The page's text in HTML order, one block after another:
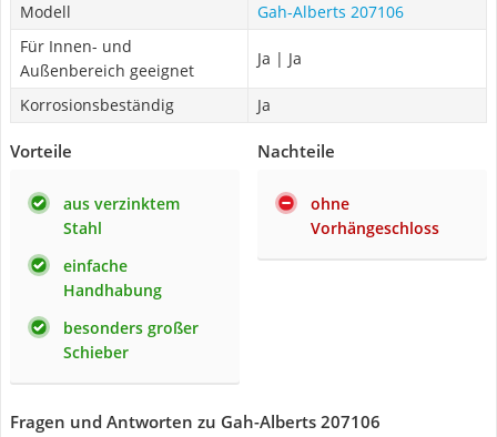
Modell
Gah-Alberts 207106
Für Innen- und
Außenbereich geeignet
Ja | Ja
Korrosionsbeständig Ja
Vorteile
aus verzinktem
Stahl
einfache
Handhabung
besonders großer
Schieber
Nachteile
ohne
Vorhängeschloss
Fragen und Antworten zu Gah-Alberts 207106